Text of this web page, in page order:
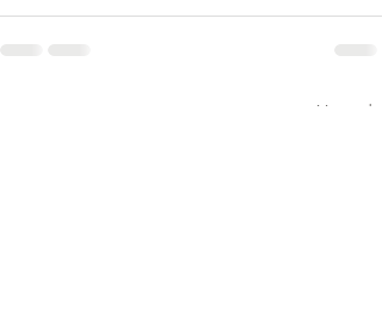
Ver tudo